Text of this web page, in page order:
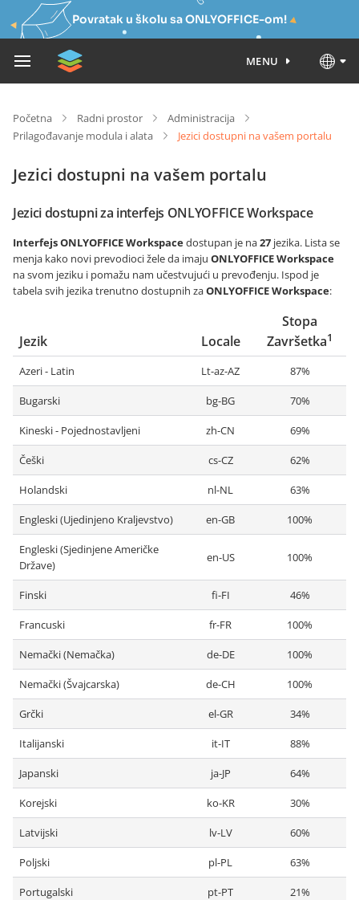
Povratak u školu sa ONLYOFFICE-om!
MENU
Početna Radni prostor
Administracija
Prilagođavanje modula i alata
Jezici dostupni na vašem portalu
Jezici dostupni na vašem portalu
Jezici dostupni za interfejs ONLYOFFICE Workspace
Interfejs ONLYOFFICE Workspacedostupan je na27 jezika. Lista se
menja kako novi prevodioci žele da imaju ONLYOFFICE Workspace
na svom jeziku i pomažu nam učestvujući u prevođenju. Ispod je
tabela svih jezika trenutno dostupnih zaONLYOFFICE Workspace:
Jezik Locale
Stopa
Završetka1
Azeri - Latin Lt-az-AZ 87%
Bugarski bg-BG 70%
Kineski - Pojednostavljeni zh-CN 69%
Češki cs-CZ 62%
Holandski nl-NL 63%
Engleski (Ujedinjeno Kraljevstvo) en-GB 100%
Engleski (Sjedinjene Američke
Države)
en-US 100%
Finski fi-FI 46%
Francuski fr-FR 100%
Nemački (Nemačka) de-DE 100%
Nemački (Švajcarska) de-CH 100%
Grčki el-GR 34%
Italijanski it-IT 88%
Japanski ja-JP 64%
Korejski ko-KR 30%
Latvijski lv-LV 60%
Poljski pl-PL 63%
Portugalski pt-PT 21%